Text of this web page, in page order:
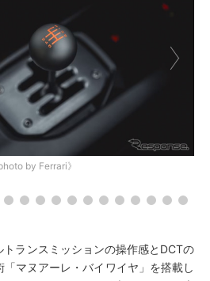
photo by Ferrari》
ランスミッションの操作感とDCTの
マヌアーレ・バイワイヤ」を搭載し